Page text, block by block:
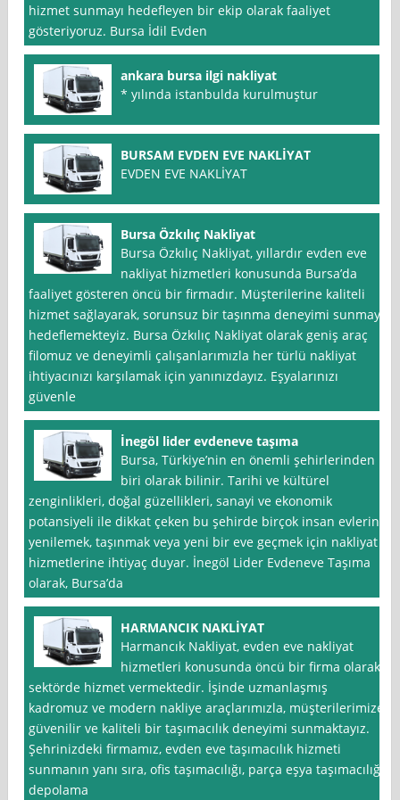
hizmet sunmayı hedefleyen bir ekip olarak faaliyet
gösteriyoruz. Bursa İdil Evden
ankara bursa ilgi nakliyat
* yılında istanbulda kurulmuştur
BURSAM EVDEN EVE NAKLİYAT
EVDEN EVE NAKLİYAT
Bursa Özkılıç Nakliyat
Bursa Özkılıç Nakliyat, yıllardır evden eve
nakliyat hizmetleri konusunda Bursa’da
faaliyet gösteren öncü bir firmadır. Müşterilerine kaliteli
hizmet sağlayarak, sorunsuz bir taşınma deneyimi sunmayı
hedeflemekteyiz. Bursa Özkılıç Nakliyat olarak geniş araç
filomuz ve deneyimli çalışanlarımızla her türlü nakliyat
ihtiyacınızı karşılamak için yanınızdayız. Eşyalarınızı
güvenle
İnegöl lider evdeneve taşıma
Bursa, Türkiye’nin en önemli şehirlerinden
biri olarak bilinir. Tarihi ve kültürel
zenginlikleri, doğal güzellikleri, sanayi ve ekonomik
potansiyeli ile dikkat çeken bu şehirde birçok insan evlerini
yenilemek, taşınmak veya yeni bir eve geçmek için nakliyat
hizmetlerine ihtiyaç duyar. İnegöl Lider Evdeneve Taşıma
olarak, Bursa’da
HARMANCIK NAKLİYAT
Harmancık Nakliyat, evden eve nakliyat
hizmetleri konusunda öncü bir firma olarak
sektörde hizmet vermektedir. İşinde uzmanlaşmış
kadromuz ve modern nakliye araçlarımızla, müşterilerimize
güvenilir ve kaliteli bir taşımacılık deneyimi sunmaktayız.
Şehrinizdeki firmamız, evden eve taşımacılık hizmeti
sunmanın yanı sıra, ofis taşımacılığı, parça eşya taşımacılığı,
depolama